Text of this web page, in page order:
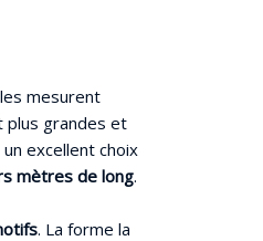
mesurent
plus grandes et
excellent choix
mètres de long.
. La forme la